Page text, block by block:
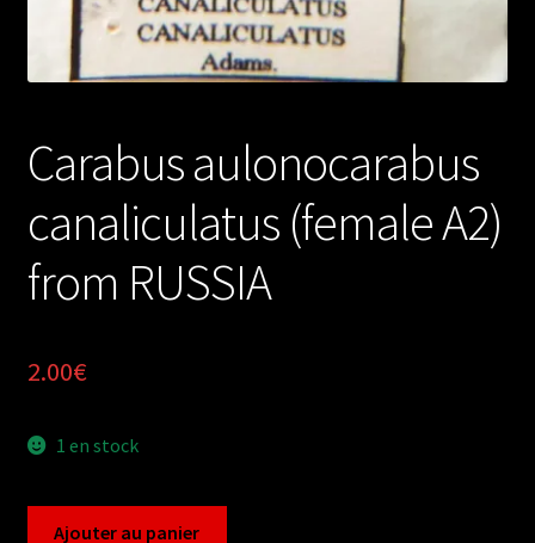
Carabus aulonocarabus
canaliculatus (female A2)
from RUSSIA
2.00€
1 en stock
Ajouter au panier